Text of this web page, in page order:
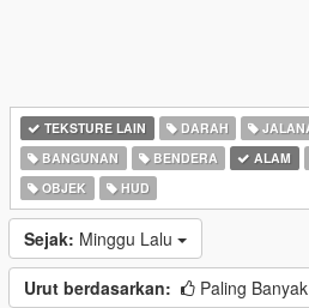
TEKSTURE LAIN DARAH
BANGUNAN
BENDERA ALAM
OBJEK
HUD
Sejak: Minggu Lalu
Urut berdasarkan: Paling